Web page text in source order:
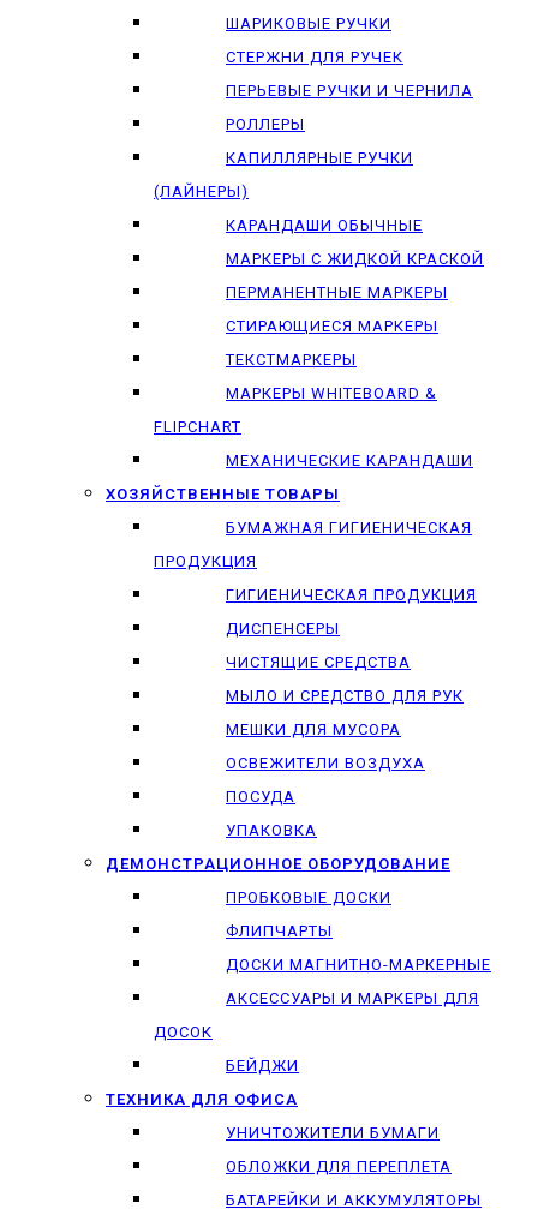
ШАРИКОВЫЕ РУЧКИ
СТЕРЖНИ ДЛЯ РУЧЕК
ПЕРЬЕВЫЕ РУЧКИ И ЧЕРНИЛА
РОЛЛЕРЫ
КАПИЛЛЯРНЫЕ РУЧКИ
(ЛАЙНЕРЫ)
КАРАНДАШИ ОБЫЧНЫЕ
МАРКЕРЫ C ЖИДКОЙ КРАСКОЙ
ПЕРМАНЕНТНЫЕ МАРКЕРЫ
СТИРАЮЩИЕСЯ МАРКЕРЫ
ТЕКСТМАРКЕРЫ
МАРКЕРЫ WHITEBOARD &
FLIPCHART
МЕХАНИЧЕСКИЕ КАРАНДАШИ
ХОЗЯЙСТВЕННЫЕ ТОВАРЫ
БУМАЖНАЯ ГИГИЕНИЧЕСКАЯ
ПРОДУКЦИЯ
ГИГИЕНИЧЕСКАЯ ПРОДУКЦИЯ
ДИСПЕНСЕРЫ
ЧИСТЯЩИЕ СРЕДСТВА
МЫЛО И СРЕДСТВО ДЛЯ РУК
МЕШКИ ДЛЯ МУСОРА
ОСВЕЖИТЕЛИ ВОЗДУХА
ПОСУДА
УПАКОВКА
ДЕМОНСТРАЦИОННОЕ ОБОРУДОВАНИЕ
ПРОБКОВЫЕ ДОСКИ
ФЛИПЧАРТЫ
ДОСКИ МАГНИТНО-МАРКЕРНЫЕ
АКСЕССУАРЫ И МАРКЕРЫ ДЛЯ
ДОСОК
БЕЙДЖИ
ТЕХНИКА ДЛЯ ОФИСА
УНИЧТОЖИТЕЛИ БУМАГИ
ОБЛОЖКИ ДЛЯ ПЕРЕПЛЕТА
БАТАРЕЙКИ И АККУМУЛЯТОРЫ